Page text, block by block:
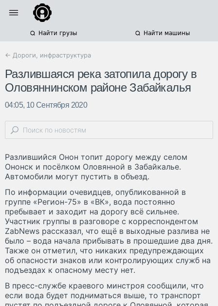
Найти грузы Найти машины
← Дороги, инфраструктура
Разлившаяся река затопила дорогу в
Оловяннинском районе Забайкалья
04:05, 10 Сентября 2020
Разлившийся Онон топит дорогу между селом
Ононск и посёлком Оловянной в Забайкалье.
Автомобили могут пустить в объезд.
По информации очевидцев, опубликованной в
группе «Регион-75» в «ВК», вода постоянно
пребывает и заходит на дорогу всё сильнее.
Участник группы в разговоре с корреспондентом
ZabNews рассказал, что ещё в выходные разлива не
было – вода начала прибывать в прошедшие два дня.
Также он отметил, что никаких предупреждающих
об опасности знаков или контролирующих служб на
подъездах к опасному месту нет.
В пресс-службе краевого минстроя сообщили, что
если вода будет подниматься выше, то транспорт